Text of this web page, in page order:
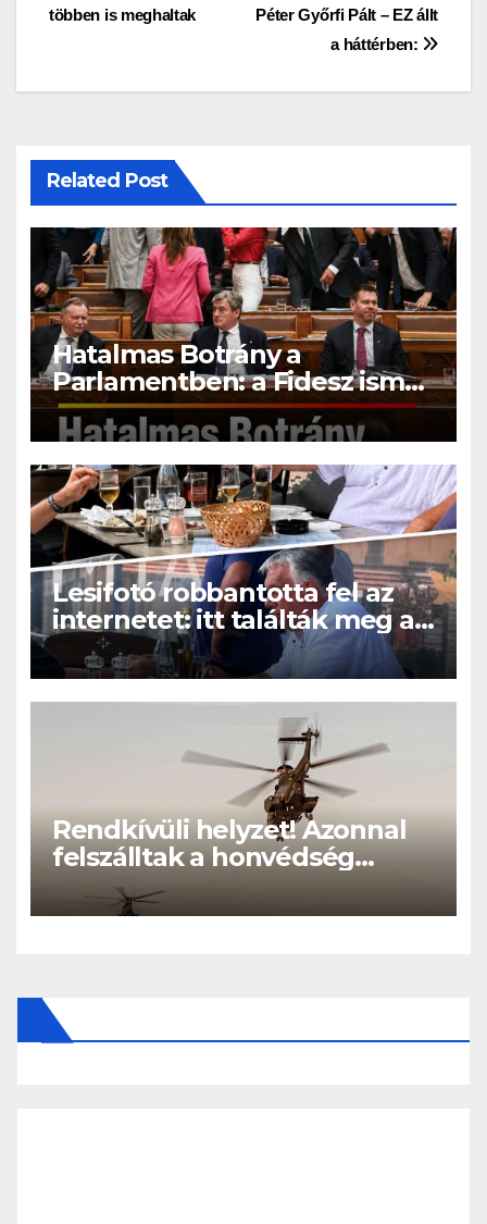
Péter Győrfi Pált – EZ állt
a háttérben:
többen is meghaltak
Related Post
Hatalmas Botrány a
Parlamentben: a Fidesz ismét
kitett magáért!
Lesifotó robbantotta fel az
internetet: itt találták meg az
eltűnt Orbán Viktort!
Rendkívüli helyzet! Azonnal
felszálltak a honvédség
helikopterei, óriási a baj
Magyarországon! – Kiadták a